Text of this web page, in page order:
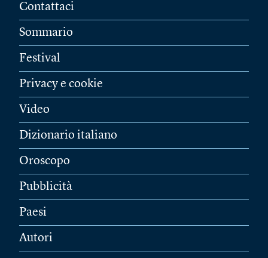
Contattaci
Sommario
Festival
Privacy e cookie
Video
Dizionario italiano
Oroscopo
Pubblicità
Paesi
Autori